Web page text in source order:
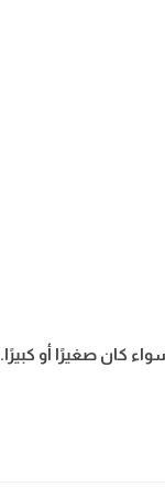
كان صغيرًا أو كبيرًا.